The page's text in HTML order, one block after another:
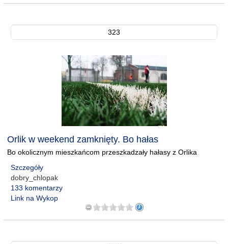
323
Orlik w weekend zamknięty. Bo hałas
Bo okolicznym mieszkańcom przeszkadzały hałasy z Orlika
Szczegóły
dobry_chlopak
133 komentarzy
Link na Wykop